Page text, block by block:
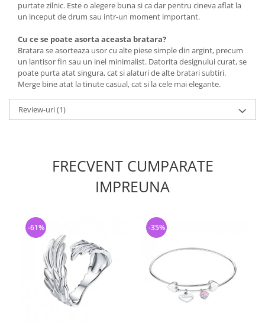
purtate zilnic. Este o alegere buna si ca dar pentru cineva aflat la
un inceput de drum sau intr-un moment important.
Cu ce se poate asorta aceasta bratara?
Bratara se asorteaza usor cu alte piese simple din argint, precum
un lantisor fin sau un inel minimalist. Datorita designului curat, se
poate purta atat singura, cat si alaturi de alte bratari subtiri.
Merge bine atat la tinute casual, cat si la cele mai elegante.
Review-uri(1)
FRECVENT CUMPARATE
IMPREUNA
-61% -35%